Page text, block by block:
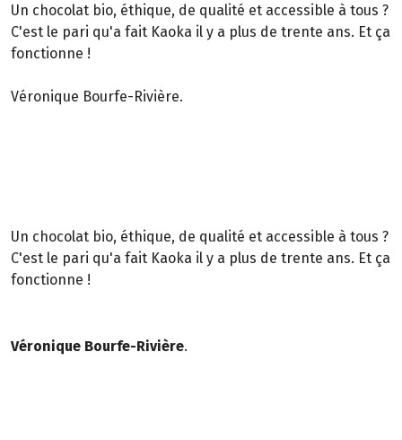
Un chocolat bio, éthique, de qualité et accessible à tous ?
C'est le pari qu'a fait Kaoka il y a plus de trente ans. Et ça
fonctionne !
Véronique Bourfe-Rivière.
Un chocolat bio, éthique, de qualité et accessible à tous ?
C'est le pari qu'a fait Kaoka il y a plus de trente ans. Et ça
fonctionne !
Véronique Bourfe-Rivière.